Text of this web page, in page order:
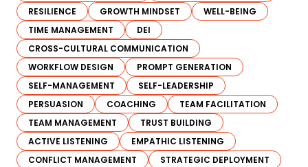
RESILIENCE
GROWTH MINDSET
WELL-BEING
TIME MANAGEMENT
DEI
CROSS-CULTURAL COMMUNICATION
WORKFLOW DESIGN
PROMPT GENERATION
SELF-MANAGEMENT
SELF-LEADERSHIP
PERSUASION
COACHING
TEAM FACILITATION
TEAM MANAGEMENT
TRUST BUILDING
ACTIVE LISTENING
EMPATHIC LISTENING
CONFLICT MANAGEMENT
STRATEGIC DEPLOYMENT